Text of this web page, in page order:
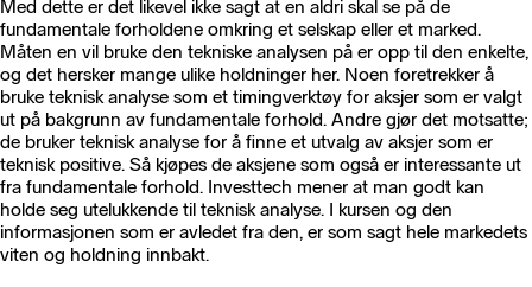
Med dette er det likevel ikke sagt at en aldri skal se på de
fundamentale forholdene omkring et selskap eller et marked.
Måten en vil bruke den tekniske analysen på er opp til den enkelte,
og det hersker mange ulike holdninger her. Noen foretrekker å
bruke teknisk analyse som et timingverktøy for aksjer som er valgt
ut på bakgrunn av fundamentale forhold. Andre gjør det motsatte;
de bruker teknisk analyse for å finne et utvalg av aksjer som er
teknisk positive. Så kjøpes de aksjene som også er interessante ut
fra fundamentale forhold. Investtech mener at man godt kan
holde seg utelukkende til teknisk analyse. I kursen og den
informasjonen som er avledet fra den, er som sagt hele markedets
viten og holdning innbakt.